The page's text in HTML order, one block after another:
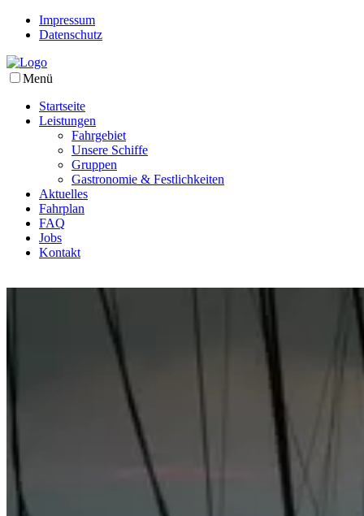
Impressum
Datenschutz
Menü
Startseite
Leistungen
Fahrgebiet
Unsere Schiffe
Gruppen
Gastronomie & Festlichkeiten
Aktuelles
Fahrplan
FAQ
Jobs
Kontakt